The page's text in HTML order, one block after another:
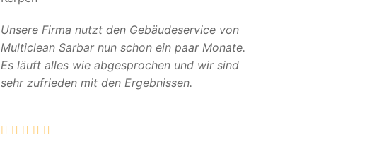
Unsere Firma nutzt den Gebäudeservice von
Multiclean Sarbar nun schon ein paar Monate.
Es läuft alles wie abgesprochen und wir sind
sehr zufrieden mit den Ergebnissen.